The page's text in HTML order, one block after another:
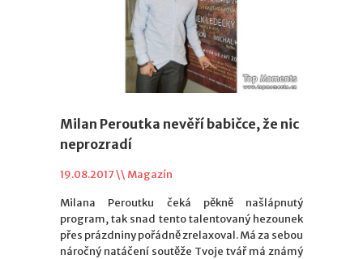
Milan Peroutka nevěří babičce, že nic
neprozradí
19.08.2017 \\ Magazín
Milana Peroutku čeká pěkně našlápnutý
program, tak snad tento talentovaný hezounek
přes prázdniny pořádně zrelaxoval. Má za sebou
náročný natáčení soutěže Tvoje tvář má známý